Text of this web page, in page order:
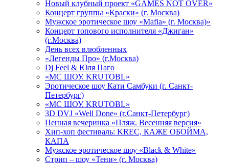
Новый клубный проект «GAMES NOT OVER»
Концерт группы «Краски» (г. Москва)
Мужское эротическое шоу «Mafia» (г. Москва)»
Концерт топового исполнителя «Джиган»
(г.Москва)
День всех влюбленных
«Легенды Про» (г.Москва)
Dj Feel & Юля Паго
«МС ШОУ. KRUTOBL»
Эротическое шоу Кати Самбуки (г. Санкт-
Петербург)
«МС ШОУ. KRUTOBL»
3D DVJ «Well Done» (г.Санкт-Петербург)
Пенная вечеринка «Пляж. Весенняя версия»
Хип-хоп фестиваль: KREC, КАЖЕ ОБОЙМА,
КАПА
Мужское эротическое шоу «Black & White»
Стрип – шоу «Тени» (г. Москва)